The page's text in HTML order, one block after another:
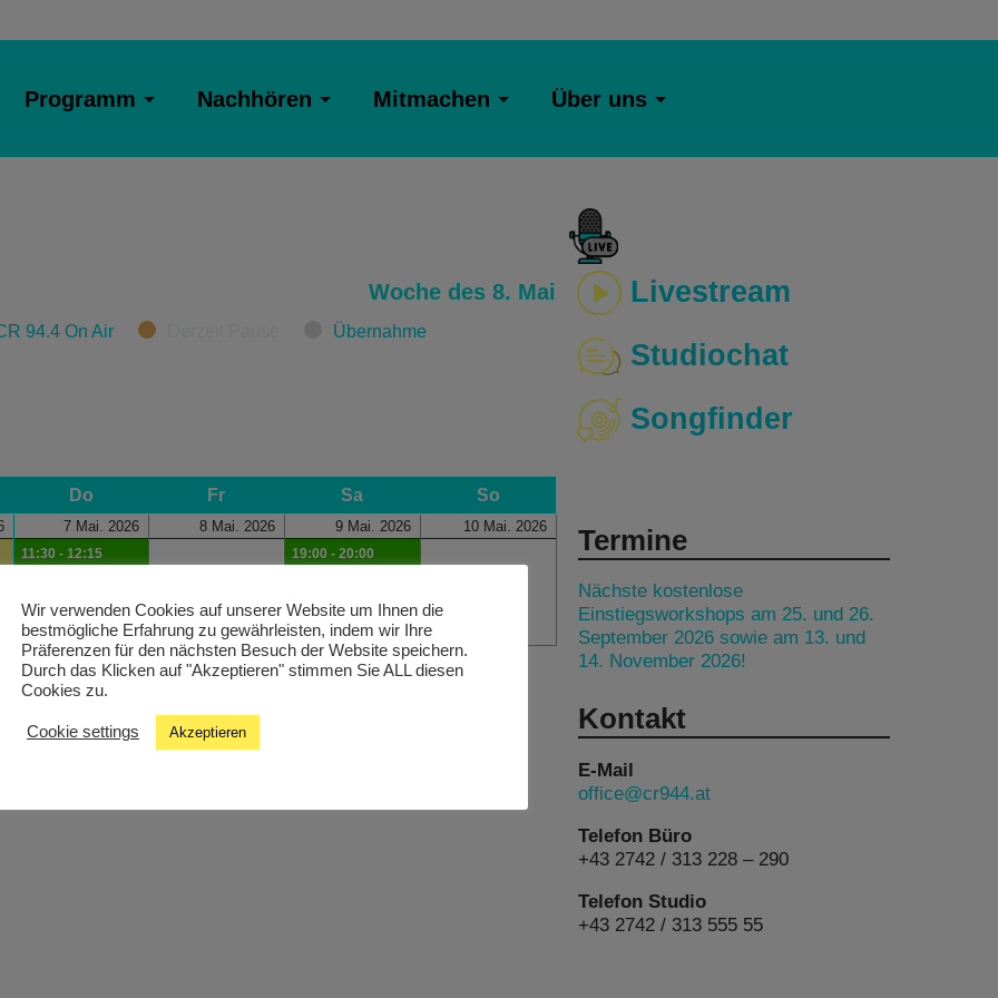
Programm Nachhören Mitmachen Über uns
Woche des 8. Mai
94.4 On Air Übernahme
Do Fr Sa So
7 Mai. 2026
11:30 - 12:15
St. Pölten
8 Mai. 2026 9 Mai. 2026
19:00 - 20:00
10 Mai. 2026
Livestream
Studiochat
Songfinder
Termine
Nächste kostenlose
Einstiegsworkshops am 25. und 26.
September 2026 sowie am 13. und
14. November 2026!
Kontakt
E-Mail
office@cr944.at
Telefon Büro
+43 2742 / 313 228 – 290
Telefon Studio
+43 2742 / 313 555 55
Wir verwenden Cookies auf unserer Website um Ihnen die
bestmögliche Erfahrung zu gewährleisten, indem wir Ihre
Präferenzen für den nächsten Besuch der Website speichern.
Durch das Klicken auf "Akzeptieren" stimmen Sie ALL diesen
Cookies zu.
Cookie settings Akzeptieren